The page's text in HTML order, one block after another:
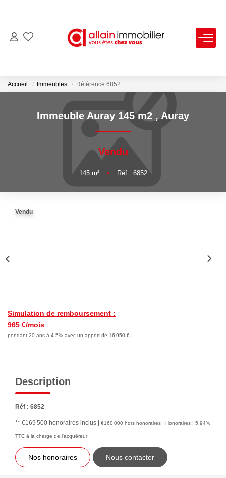
LOCATIONS
ESTIMATION
SYNDIC
NOS AGENCES
Accueil Immeubles Référence 6852
Immeuble Auray 145 m2 ,Auray
Vendu
145m² • Réf : 6852
Vendu
Simulation de remboursement :
965 €/mois
pendant 20 ans à 4.5% avec un apport de 16 950 €
Description
Réf : 6852
** €169 500 honoraires inclus | €160 000 hors honoraires | Honoraires : 5.94%
TTC à la charge de l'acquéreur
Nos honoraires Nous contacter